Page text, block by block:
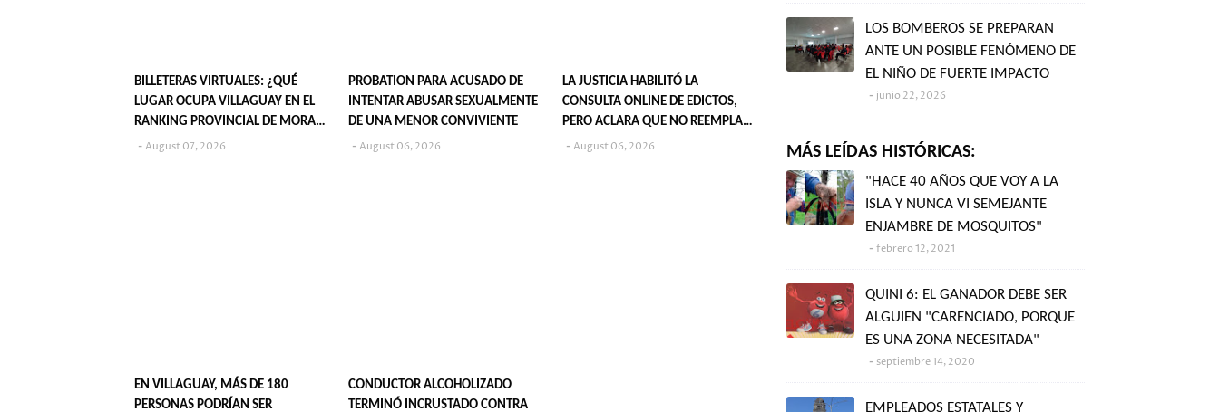
BILLETERAS VIRTUALES: ¿QUÉ
LUGAR OCUPA VILLAGUAY EN EL
RANKING PROVINCIAL DE MORA
JUVENIL?
August 07, 2026
PROBATION PARA ACUSADO DE
INTENTAR ABUSAR SEXUALMENTE
DE UNA MENOR CONVIVIENTE
August 06, 2026
LA JUSTICIA HABILITÓ LA
CONSULTA ONLINE DE EDICTOS,
PERO ACLARA QUE NO REEMPLAZA
SU PUBLICACIÓN EN DIARIOS
August 06, 2026
EN VILLAGUAY, MÁS DE 180
PERSONAS PODRÍAN SER
CONDUCTOR ALCOHOLIZADO
TERMINÓ INCRUSTADO CONTRA
LOS BOMBEROS SE PREPARAN
ANTE UN POSIBLE FENÓMENO DE
EL NIÑO DE FUERTE IMPACTO
junio 22, 2026
MÁS LEÍDAS HISTÓRICAS:
"HACE 40 AÑOS QUE VOY A LA
ISLA Y NUNCA VI SEMEJANTE
ENJAMBRE DE MOSQUITOS"
febrero 12, 2021
QUINI 6: EL GANADOR DEBE SER
ALGUIEN "CARENCIADO, PORQUE
ES UNA ZONA NECESITADA"
septiembre 14, 2020
EMPLEADOS ESTATALES Y